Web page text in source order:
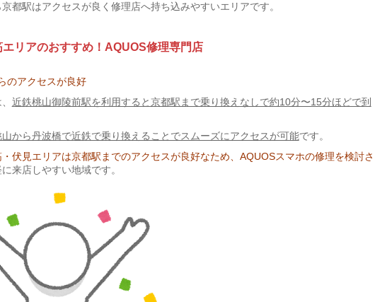
都駅はアクセスが良く修理店へ持ち込みやすいエリアです。
リアのおすすめ！AQUOS修理専門店
のアクセスが良好
近鉄桃山御陵前駅を利用すると京都駅まで乗り換えなしで約10分〜15分ほどで到
から丹波橋で近鉄で乗り換えることでスムーズにアクセスが可能です。
・伏見エリアは京都駅までのアクセスが良好なため、AQUOSスマホの修理を検討さ
来店しやすい地域です。